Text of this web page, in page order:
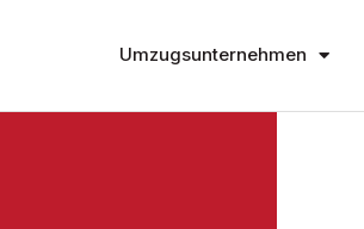
Umzugsunternehmen